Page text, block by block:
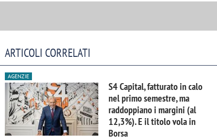
ARTICOLI CORRELATI
AGENZIE
S4 Capital, fatturato in calo
nel primo semestre, ma
raddoppiano i margini (al
12,3%). E il titolo vola in
Borsa